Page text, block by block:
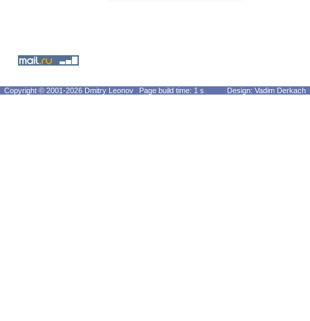
Copyright © 2001-2026 Dmitry Leonov Page build time: 1 s Design: Vadim Derkach